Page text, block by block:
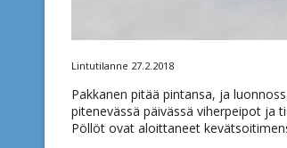
Lintutilanne 27.2.2018
Pakkanen pitää pintansa, ja
pitenevässä päivässä viherpeipot ja
Pöllöt ovat aloittaneet